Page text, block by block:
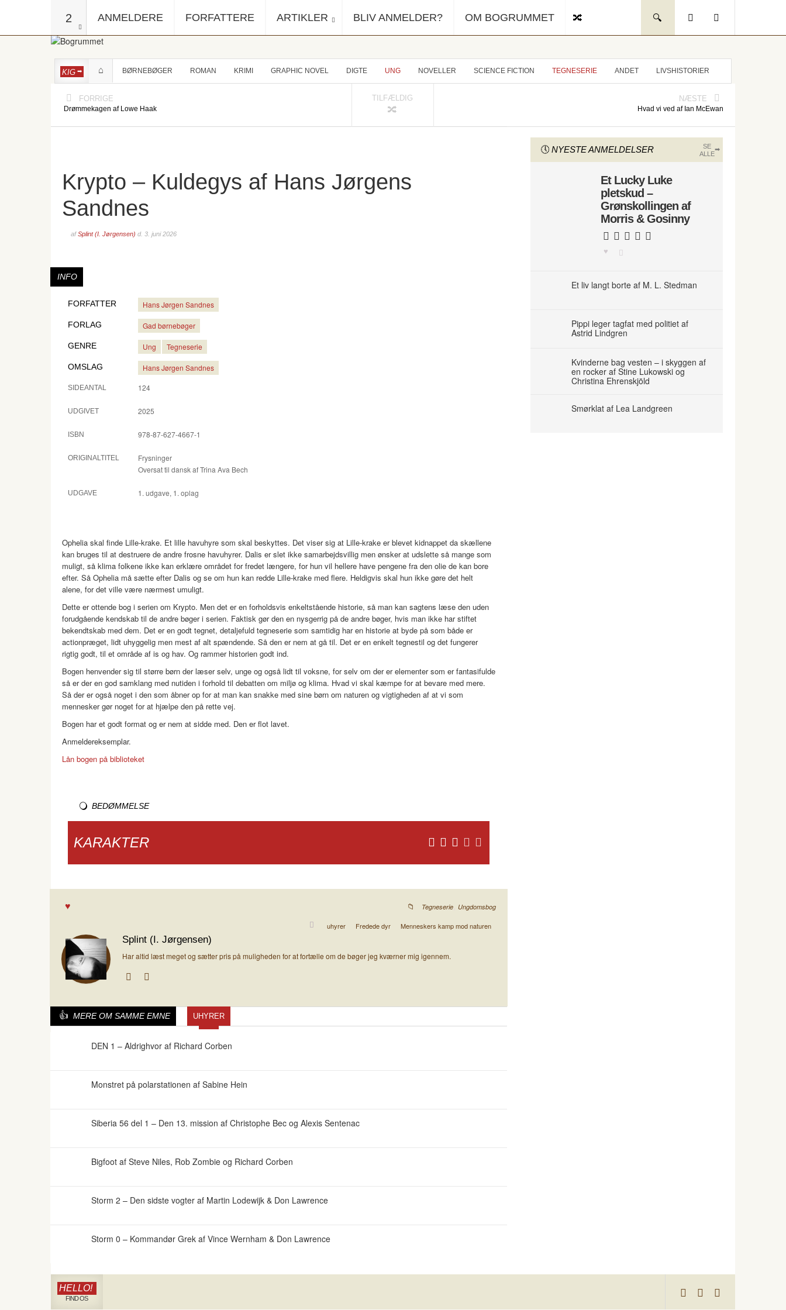
2 ANMELDERE FORFATTERE ARTIKLER BLIV ANMELDER? OM BOGRUMMET
KIG BØRNEBØGER ROMAN KRIMI GRAPHIC NOVEL DIGTE UNG NOVELLER SCIENCE FICTION TEGNESERIE ANDET LIVSHISTORIER
FORRIGE
Drømmekagen af Lowe Haak
TILFÆLDIG NÆSTE
Hvad vi ved af Ian McEwan
Krypto – Kuldegys af Hans Jørgens
Sandnes
afSplint (I. Jørgensen) d. 3. juni 2026
INFO
FORFATTER Hans Jørgen Sandnes
FORLAG Gad børnebøger
GENRE Ung Tegneserie
OMSLAG Hans Jørgen Sandnes
SIDEANTAL 124
UDGIVET 2025
ISBN 978-87-627-4667-1
ORIGINALTITEL
Frysninger
Oversat til dansk af Trina Ava Bech
UDGAVE 1. udgave, 1. oplag
Ophelia skal finde Lille-krake. Et lille havuhyre som skal beskyttes. Det viser sig at Lille-krake er blevet kidnappet da skællene
kan bruges til at destruere de andre frosne havuhyrer. Dalis er slet ikke samarbejdsvillig men ønsker at udslette så mange som
muligt, så klima folkene ikke kan erklære området for fredet længere, for hun vil hellere have pengene fra den olie de kan bore
efter. Så Ophelia må sætte efter Dalis og se om hun kan redde Lille-krake med flere. Heldigvis skal hun ikke gøre det helt
alene, for det ville være nærmest umuligt.
Dette er ottende bog i serien om Krypto. Men det er en forholdsvis enkeltstående historie, så man kan sagtens læse den uden
forudgående kendskab til de andre bøger i serien. Faktisk gør den en nysgerrig på de andre bøger, hvis man ikke har stiftet
bekendtskab med dem. Det er en godt tegnet, detaljefuld tegneserie som samtidig har en historie at byde på som både er
actionpræget, lidt uhyggelig men mest af alt spændende. Så den er nem at gå til. Det er en enkelt tegnestil og det fungerer
rigtig godt, til et område af is og hav. Og rammer historien godt ind.
Bogen henvender sig til større børn der læser selv, unge og også lidt til voksne, for selv om der er elementer som er fantasifulde
så er der en god samklang med nutiden i forhold til debatten om miljø og klima. Hvad vi skal kæmpe for at bevare med mere.
Så der er også noget i den som åbner op for at man kan snakke med sine børn om naturen og vigtigheden af at vi som
mennesker gør noget for at hjælpe den på rette vej.
Bogen har et godt format og er nem at sidde med. Den er flot lavet.
Anmeldereksemplar.
Lån bogen på biblioteket
BEDØMMELSE
KARAKTER
Tegneserie Ungdomsbog
uhyrer Fredede dyr Menneskers kamp mod naturen
Splint (I. Jørgensen)
Har altid læst meget og sætter pris på muligheden for at fortælle om de bøger jeg kværner mig igennem.
MERE OM SAMME EMNE UHYRER
DEN 1 – Aldrighvor af Richard Corben
Monstret på polarstationen af Sabine Hein
Siberia 56 del 1 – Den 13. mission af Christophe Bec og Alexis Sentenac
Bigfoot af Steve Niles, Rob Zombie og Richard Corben
Storm 2 – Den sidste vogter af Martin Lodewijk & Don Lawrence
Storm 0 – Kommandør Grek af Vince Wernham & Don Lawrence
NYESTE ANMELDELSER
SE
ALLE
Et Lucky Luke
pletskud –
Grønskollingen af
Morris & Gosinny
Et liv langt borte af M. L. Stedman
Pippi leger tagfat med politiet af
Astrid Lindgren
Kvinderne bag vesten – i skyggen af
en rocker af Stine Lukowski og
Christina Ehrenskjöld
Smørklat af Lea Landgreen
HELLO!
FIND OS